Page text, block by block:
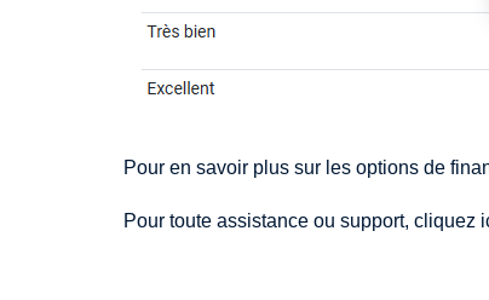
Pour en savoir plus sur les options de
Pour toute assistance ou support, cliquez